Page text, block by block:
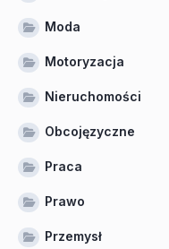
Moda
Motoryzacja
Nieruchomości
Obcojęzyczne
Praca
Prawo
Przemysł